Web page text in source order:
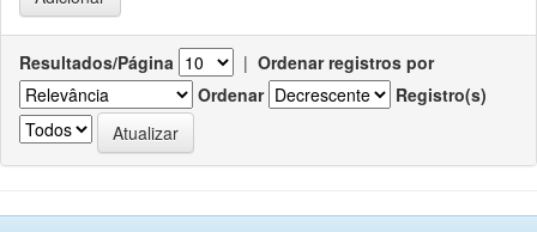
Resultados/Página | Ordenar registros por
Ordenar
Registro(s)